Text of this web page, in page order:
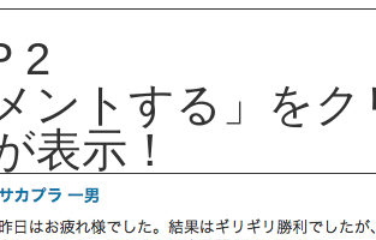
2
メントする」を
表示！